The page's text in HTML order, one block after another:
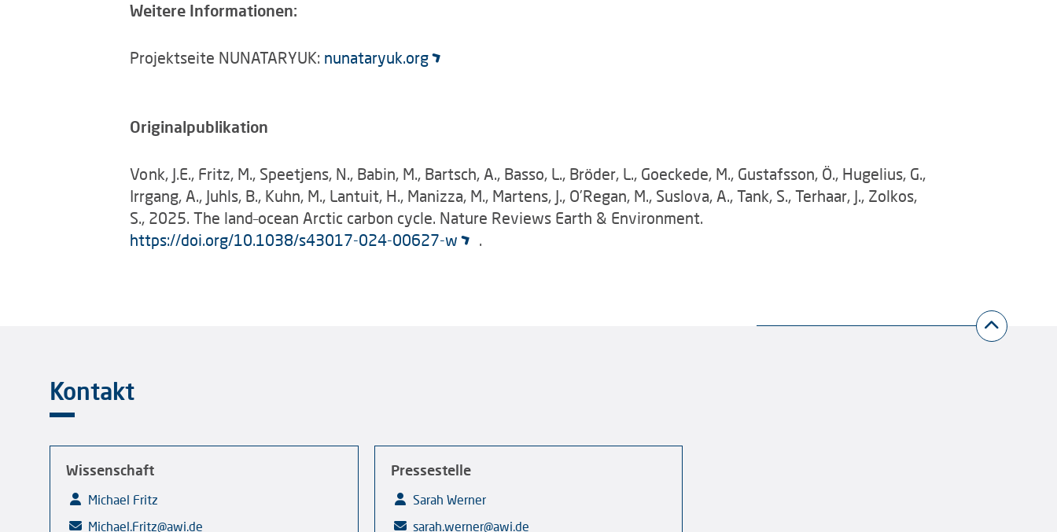
Weitere Informationen:
Projektseite NUNATARYUK: nunataryuk.org
Originalpublikation
Vonk, J.E., Fritz, M., Speetjens, N., Babin, M., Bartsch, A., Basso, L., Bröder, L., Goeckede, M., Gustafsson, Ö., Hugelius, G.,
Irrgang, A., Juhls, B., Kuhn, M., Lantuit, H., Manizza, M., Martens, J., O’Regan, M., Suslova, A., Tank, S., Terhaar, J., Zolkos,
S., 2025. The land–ocean Arctic carbon cycle. Nature Reviews Earth & Environment.
https://doi.org/10.1038/s43017-024-00627-w
.
Kontakt
Wissenschaft
Michael Fritz
Michael.Fritz@awi.de
Pressestelle
Sarah Werner
sarah.werner@awi.de